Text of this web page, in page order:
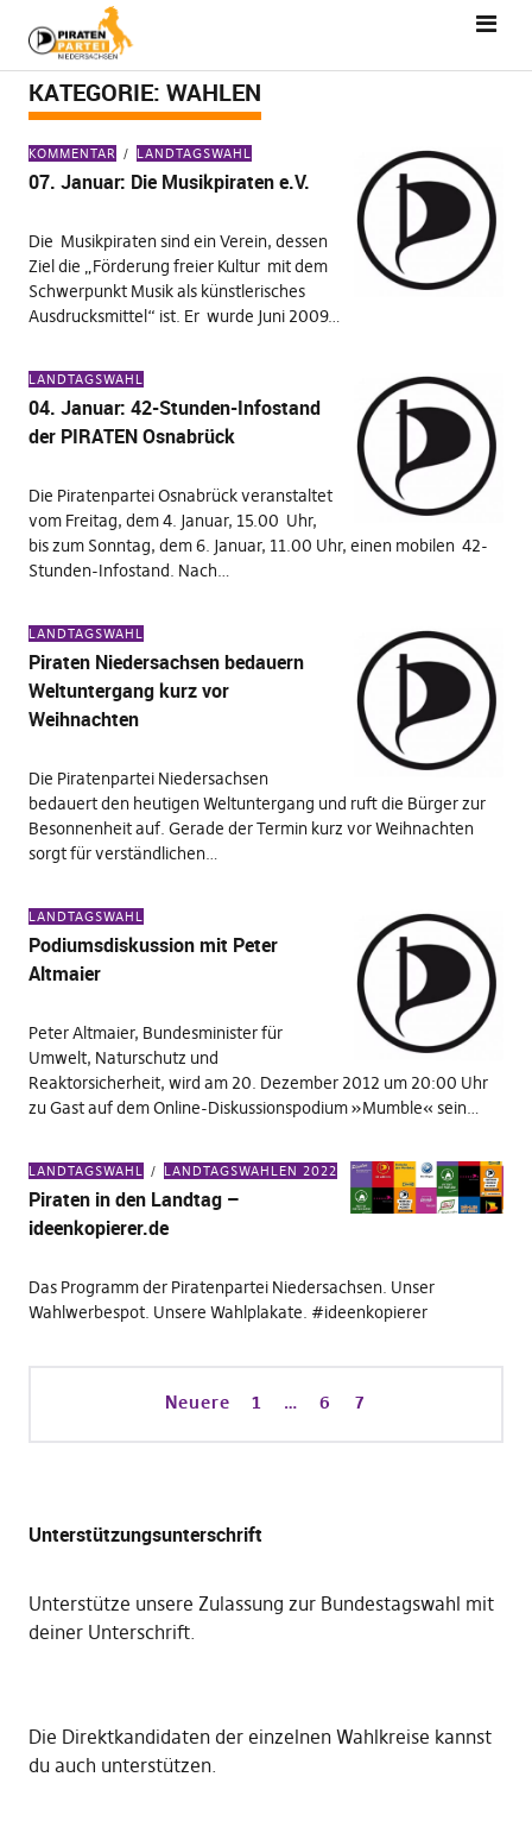
KATEGORIE: WAHLEN
KOMMENTAR LANDTAGSWAHL
07. Januar: Die Musikpiraten e.V.
Die Musikpiraten sind ein Verein, dessen
Ziel die „Förderung freier Kultur mit dem
Schwerpunkt Musik als künstlerisches
Ausdrucksmittel“ ist. Er wurde Juni 2009…
LANDTAGSWAHL
04. Januar: 42-Stunden-Infostand
der PIRATEN Osnabrück
Die Piratenpartei Osnabrück veranstaltet
vom Freitag, dem 4. Januar, 15.00 Uhr,
bis zum Sonntag, dem 6. Januar, 11.00 Uhr, einen mobilen 42-
Stunden-Infostand. Nach…
LANDTAGSWAHL
Piraten Niedersachsen bedauern
Weltuntergang kurz vor
Weihnachten
Die Piratenpartei Niedersachsen
bedauert den heutigen Weltuntergang und ruft die Bürger zur
Besonnenheit auf. Gerade der Termin kurz vor Weihnachten
sorgt für verständlichen…
LANDTAGSWAHL
Podiumsdiskussion mit Peter
Altmaier
Peter Altmaier, Bundesminister für
Umwelt, Naturschutz und
Reaktorsicherheit, wird am 20. Dezember 2012 um 20:00 Uhr
zu Gast auf dem Online-Diskussionspodium »Mumble« sein…
LANDTAGSWAHL LANDTAGSWAHLEN 2022
Piraten in den Landtag –
ideenkopierer.de
Das Programm der Piratenpartei Niedersachsen. Unser
Wahlwerbespot. Unsere Wahlplakate. #ideenkopierer
Neuere 1 … 6 7
Unterstützungsunterschrift
Unterstütze unsere Zulassung zur Bundestagswahl mit
deiner Unterschrift.
Die Direktkandidaten der einzelnen Wahlkreise kannst
du auch unterstützen.